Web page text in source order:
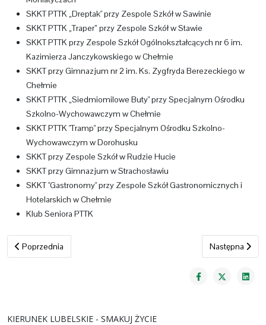
SKKT PTTK „Dreptak" przy Zespole Szkół w Sawinie
SKKT PTTK „Traper” przy Zespole Szkół w Stawie
SKKT PTTK przy Zespole Szkół Ogólnokształcących nr 6 im.
Kazimierza Janczykowskiego w Chełmie
SKKT przy Gimnazjum nr 2 im. Ks. Zygfryda Berezeckiego w
Chełmie
SKKT PTTK „Siedmiomilowe Buty" przy Specjalnym Ośrodku
Szkolno-Wychowawczym w Chełmie
SKKT PTTK "Tramp" przy Specjalnym Ośrodku Szkolno-
Wychowawczym w Dorohusku
SKKT przy Zespole Szkół w Rudzie Hucie
SKKT przy Gimnazjum w Strachosławiu
SKKT "Gastronomy" przy Zespole Szkół Gastronomicznych i
Hotelarskich w Chełmie
Klub Seniora PTTK
Poprzednia strona: Kalendarz imprez
Poprzednia Następna
Następna
KIERUNEK LUBELSKIE - SMAKUJ ŻYCIE